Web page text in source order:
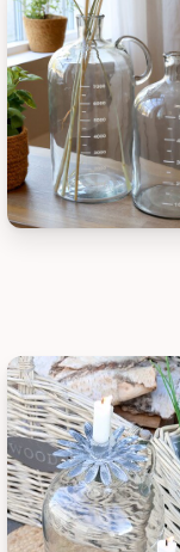
Chic Antique Glas